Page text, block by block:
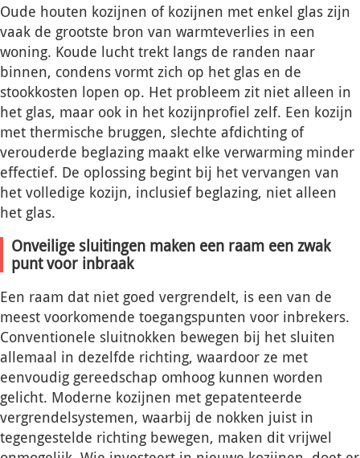
Oude houten kozijnen of kozijnen met enkel glas zijn
vaak de grootste bron van warmteverlies in een
woning. Koude lucht trekt langs de randen naar
binnen, condens vormt zich op het glas en de
stookkosten lopen op. Het probleem zit niet alleen in
het glas, maar ook in het kozijnprofiel zelf. Een kozijn
met thermische bruggen, slechte afdichting of
verouderde beglazing maakt elke verwarming minder
effectief. De oplossing begint bij het vervangen van
het volledige kozijn, inclusief beglazing, niet alleen
het glas.
Onveilige sluitingen maken een raam een zwak
punt voor inbraak
Een raam dat niet goed vergrendelt, is een van de
meest voorkomende toegangspunten voor inbrekers.
Conventionele sluitnokken bewegen bij het sluiten
allemaal in dezelfde richting, waardoor ze met
eenvoudig gereedschap omhoog kunnen worden
gelicht. Moderne kozijnen met gepatenteerde
vergrendelsystemen, waarbij de nokken juist in
tegengestelde richting bewegen, maken dit vrijwel